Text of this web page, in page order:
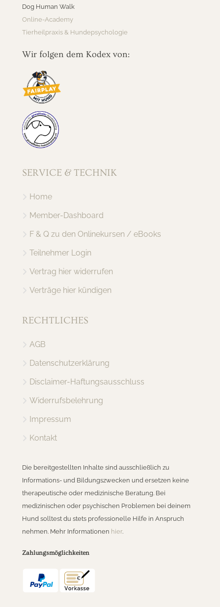
Dog Human Walk
Online-Academy
Tierheilpraxis & Hundepsychologie
Wir folgen dem Kodex von:
SERVICE & TECHNIK
Home
Member-Dashboard
F & Q zu den Onlinekursen / eBooks
Teilnehmer Login
Vertrag hier widerrufen
Verträge hier kündigen
RECHTLICHES
AGB
Datenschutzerklärung
Disclaimer-Haftungsausschluss
Widerrufsbelehrung
Impressum
Kontakt
Die bereitgestellten Inhalte sind ausschließlich zu
Informations- und Bildungszwecken und ersetzen keine
therapeutische oder medizinische Beratung. Bei
medizinischen oder psychischen Problemen bei deinem
Hund solltest du stets professionelle Hilfe in Anspruch
nehmen. Mehr Informationen hier.
Zahlungsmöglichkeiten